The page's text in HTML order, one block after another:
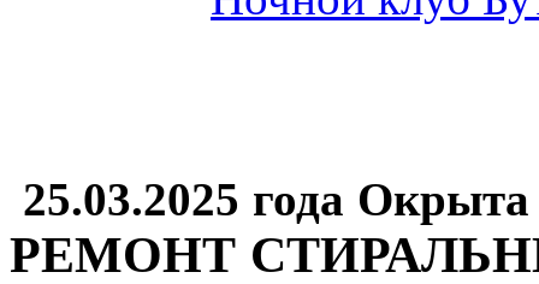
25.03.2025 года
РЕМОНТ